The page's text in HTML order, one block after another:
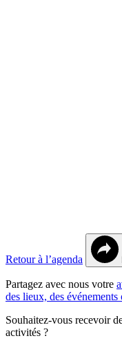
Retour à l’agenda
Partagez avec nous votre
des lieux, des
Souhaitez-vous recevoir
activités ?